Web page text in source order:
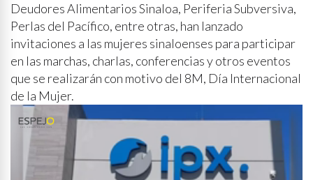
Deudores Alimentarios Sinaloa, Periferia Subversiva,
Perlas del Pacífico, entre otras, han lanzado
invitaciones a las mujeres sinaloenses para participar
en las marchas, charlas, conferencias y otros eventos
que se realizarán con motivo del 8M, Día Internacional
de la Mujer.